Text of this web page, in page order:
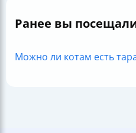
Ранее вы
Можно ли котам есть